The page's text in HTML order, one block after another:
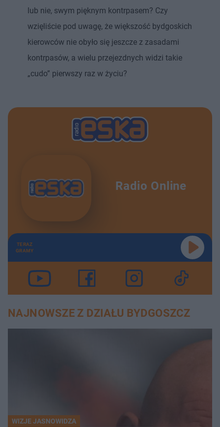
lub nie, swym pięknym kontrpasem? Czy
wzięliście pod uwagę, że większość bydgoskich
kierowców nie obyło się jeszcze z zasadami
kontrpasów, a wielu przejezdnych widzi takie
„cudo” pierwszy raz w życiu?
Radio Online
TERAZ
GRAMY
NAJNOWSZE Z DZIAŁU BYDGOSZCZ
WIZJE JASNOWIDZA